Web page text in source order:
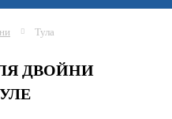
Тула
ДВОЙНИ